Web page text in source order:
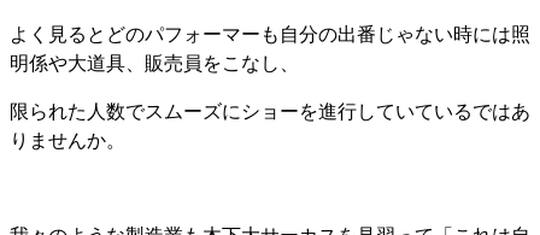
よく見るとどのパフォーマーも自分の出番じゃない時には照
明係や大道具、販売員をこなし、
限られた人数でスムーズにショーを進行していているではあ
りませんか。